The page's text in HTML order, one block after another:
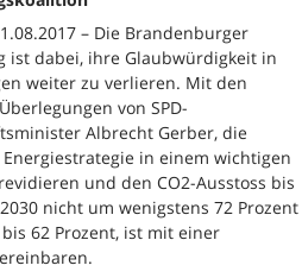
– Die Brandenburger
ist dabei, ihre Glaubwürdigkeit in
weiter zu verlieren. Mit den
von SPD-
Albrecht Gerber, die
in einem wichtigen
und den CO2-Ausstoss bis
nicht um wenigstens 72 Prozent
62 Prozent, ist mit einer